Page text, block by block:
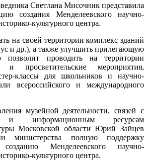
Светлана Мисочник представила
создания Менделеевского научно-
культурного центра.
на своей территории комплекс зданий
и др.), а также улучшить прилегающую
позволит проводить на территории
просветительские мероприятия,
классы для школьников и научно-
всероссийского и международного
музейной деятельности, связей с
и информационным ресурсам
Московской области Юрий Зайцев
министерства полную поддержку
Менделеевского научно-
культурного центра.